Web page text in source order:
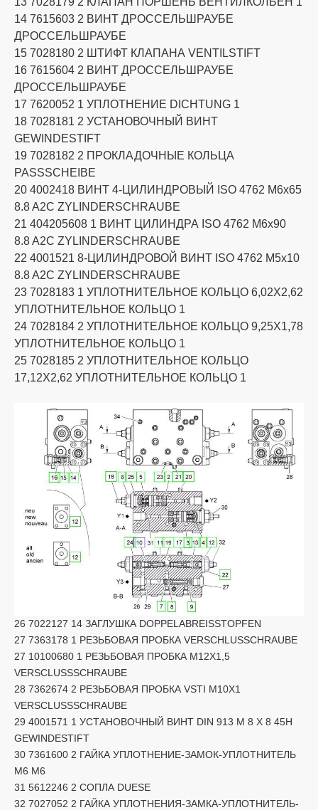
14 7615603 2 ВИНТ ДРОССЕЛЬШРАУБЕ
ДРОССЕЛЬШРАУБЕ
15 7028180 2 ШТИФТ КЛАПАНА VENTILSTIFT
16 7615604 2 ВИНТ ДРОССЕЛЬШРАУБЕ
ДРОССЕЛЬШРАУБЕ
17 7620052 1 УПЛОТНЕНИЕ DICHTUNG 1
18 7028181 2 УСТАНОВОЧНЫЙ ВИНТ
GEWINDESTIFT
19 7028182 2 ПРОКЛАДОЧНЫЕ КОЛЬЦА
PASSSCHEIBE
20 4002418 ВИНТ 4-ЦИЛИНДРОВЫЙ ISO 4762 M6x65
8.8 A2C ZYLINDERSCHRAUBE
21 404205608 1 ВИНТ ЦИЛИНДРА ISO 4762 M6x90
8.8 A2C ZYLINDERSCHRAUBE
22 4001521 8-ЦИЛИНДРОВОЙ ВИНТ ISO 4762 M5x10
8.8 A2C ZYLINDERSCHRAUBE
23 7028183 1 УПЛОТНИТЕЛЬНОЕ КОЛЬЦО 6,02X2,62
УПЛОТНИТЕЛЬНОЕ КОЛЬЦО 1
24 7028184 2 УПЛОТНИТЕЛЬНОЕ КОЛЬЦО 9,25X1,78
УПЛОТНИТЕЛЬНОЕ КОЛЬЦО 1
25 7028185 2 УПЛОТНИТЕЛЬНОЕ КОЛЬЦО
17,12X2,62 УПЛОТНИТЕЛЬНОЕ КОЛЬЦО 1
26 7022127 14 ЗАГЛУШКА DOPPELABREISSTOPFEN
27 7363178 1 РЕЗЬБОВАЯ ПРОБКА VERSCHLUSSCHRAUBE
27 10100680 1 РЕЗЬБОВАЯ ПРОБКА M12X1,5
VERSCLUSSSCHRAUBE
28 7362674 2 РЕЗЬБОВАЯ ПРОБКА VSTI M10X1
VERSCLUSSSCHRAUBE
29 4001571 1 УСТАНОВОЧНЫЙ ВИНТ DIN 913 M 8 X 8 45H
GEWINDESTIFT
30 7361600 2 ГАЙКА УПЛОТНЕНИЕ-ЗАМОК-УПЛОТНИТЕЛЬ
M6 M6
31 5612246 2 СОПЛА DUESE
32 7027052 2 ГАЙКА УПЛОТНЕНИЯ-ЗАМКА-УПЛОТНИТЕЛЬ-